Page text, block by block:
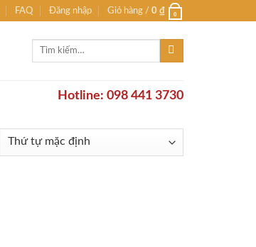
FAQ Đăng nhập Giỏ hàng / 0 ₫ 0
Tìm
Hotline: 098 441 3730